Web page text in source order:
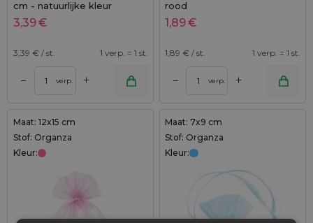
cm - natuurlijke kleur
3,39€
3,39 € / st. 1 verp. = 1 st.
– verp. +
rood
1,89€
1,89 € / st. 1 verp. = 1 st.
– verp. +
Maat: 12x15 cm
Stof: Organza
Kleur:
Maat: 7x9 cm
Stof: Organza
Kleur: